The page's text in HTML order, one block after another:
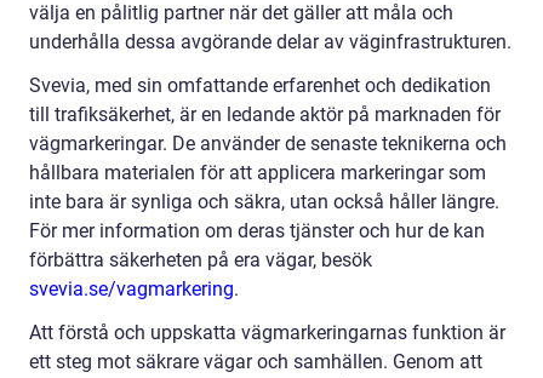
välja en pålitlig partner när det gäller att måla och
underhålla dessa avgörande delar av väginfrastrukturen.
Svevia, med sin omfattande erfarenhet och dedikation
till trafiksäkerhet, är en ledande aktör på marknaden för
vägmarkeringar. De använder de senaste teknikerna och
hållbara materialen för att applicera markeringar som
inte bara är synliga och säkra, utan också håller längre.
För mer information om deras tjänster och hur de kan
förbättra säkerheten på era vägar, besök
svevia.se/vagmarkering.
Att förstå och uppskatta vägmarkeringarnas funktion är
ett steg mot säkrare vägar och samhällen. Genom att